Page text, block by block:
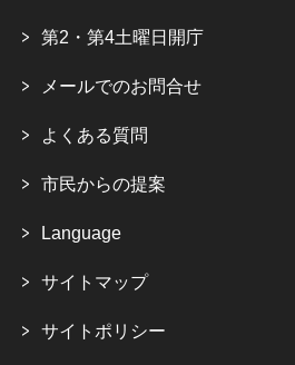
第2・第4土曜日開庁
メールでのお問合せ
よくある質問
市民からの提案
Language
サイトマップ
サイトポリシー